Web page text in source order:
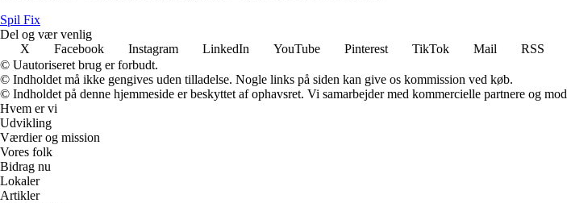
Spil Fix
Del og vær venlig
X
Facebook Instagram LinkedIn YouTube Pinterest TikTok Mail
RSS
© Uautoriseret brug er forbudt.
© Indholdet må ikke gengives uden tilladelse. Nogle links på siden kan give os kommission ved køb.
© Indholdet på denne hjemmeside er beskyttet af ophavsret. Vi samarbejder med kommercielle partnere og
Hvem er vi
Udvikling
Værdier og mission
Vores folk
Bidrag nu
Lokaler
Artikler